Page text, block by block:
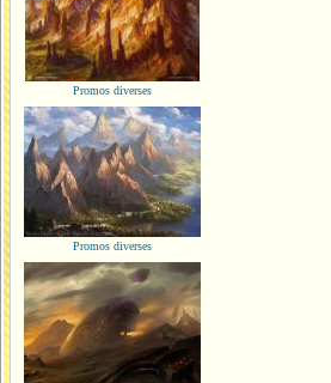
Promos diverses
Promos diverses